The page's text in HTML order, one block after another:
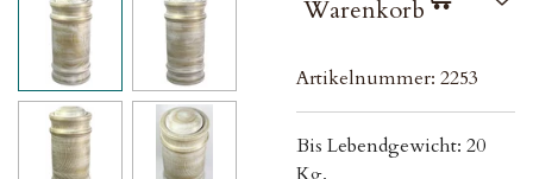
Warenkorb
Artikelnummer: 2253
Bis Lebendgewicht: 20